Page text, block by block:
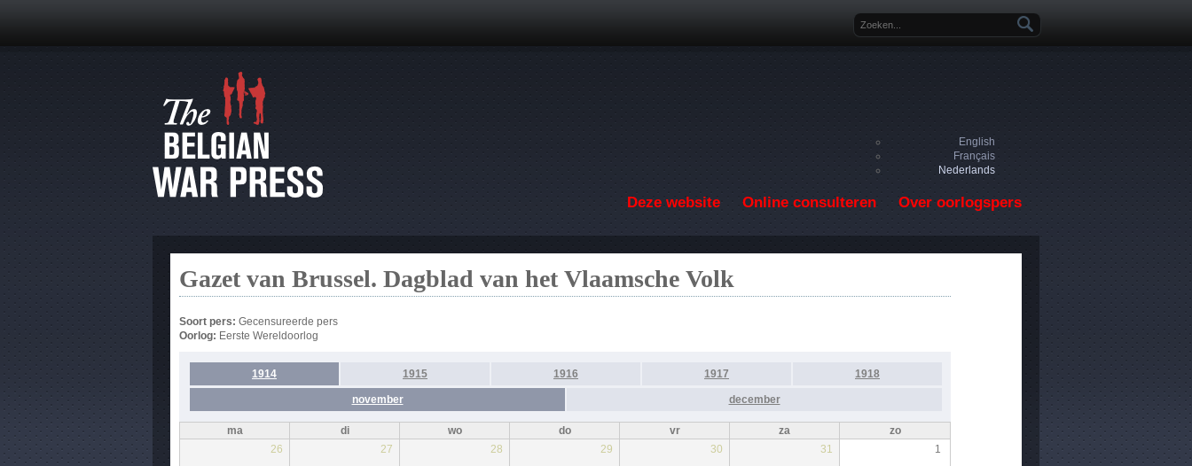
Zoekveld
English
Français
Nederlands
Deze website Online consulteren Over oorlogspers
Gazet van Brussel. Dagblad van het Vlaamsche Volk
Soort pers: Gecensureerde pers
Oorlog: Eerste Wereldoorlog
1914 1915 1916 1917 1918
november december
ma di wo do vr za
zo
26
27 28 29 30 31 1